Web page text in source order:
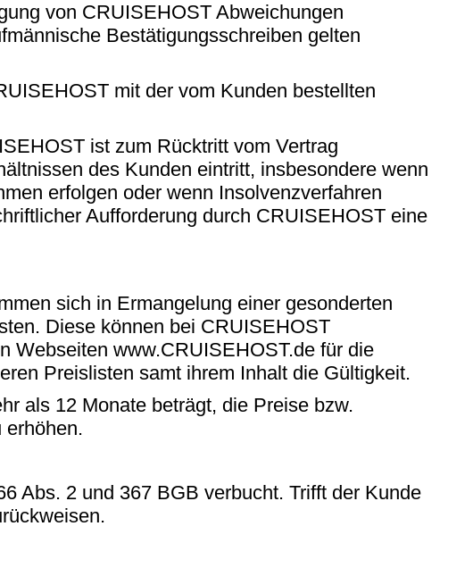
von CRUISEHOST Abweichungen
Bestätigungsschreiben gelten
mit der vom Kunden bestellten
ist zum Rücktritt vom Vertrag
des Kunden eintritt, insbesondere wenn
erfolgen oder wenn Insolvenzverfahren
Aufforderung durch CRUISEHOST eine
sich in Ermangelung einer gesonderten
Diese können bei CRUISEHOST
Webseiten www.CRUISEHOST.de für die
Preislisten samt ihrem Inhalt die Gültigkeit.
als 12 Monate beträgt, die Preise bzw.
erhöhen.
Abs. 2 und 367 BGB verbucht. Trifft der Kunde